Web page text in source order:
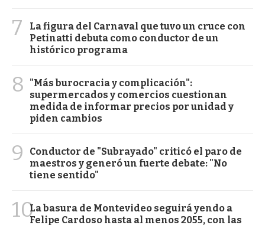
7
La figura del Carnaval que tuvo un cruce con
Petinatti debuta como conductor de un
histórico programa
8
"Más burocracia y complicación":
supermercados y comercios cuestionan
medida de informar precios por unidad y
piden cambios
9
Conductor de "Subrayado" criticó el paro de
maestros y generó un fuerte debate: "No
tiene sentido"
10La basura de Montevideo seguirá yendo a
Felipe Cardoso hasta al menos 2055, con las